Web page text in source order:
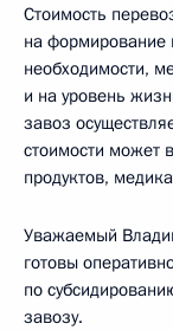
Стоимость
на формирование
необходимости,
и на уровень
завоз
стоимости может
продуктов,
Уважаемый
готовы
по
завозу.